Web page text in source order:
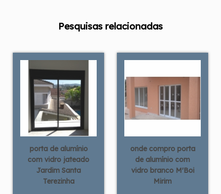
Pesquisas relacionadas
porta de alumínio
com vidro jateado
Jardim Santa
Terezinha
onde compro porta
de alumínio com
vidro branco M'Boi
Mirim